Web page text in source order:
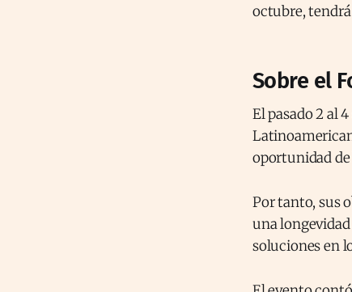
octubre,
Sobre el
El pasado 2 al
oportunidad
Por tanto, sus
una
soluciones en